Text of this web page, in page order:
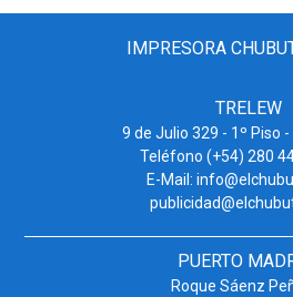
IMPRESORA
TRELEW
9 de Julio 329 - 1º Piso -
Teléfono (+54) 280
E-Mail:
PUERTO
Roque Sáenz